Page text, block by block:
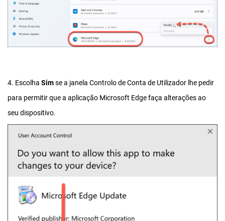
4. Escolha Simse a janela Controlo de Conta de Utilizador lhe pedir
para permitir que a aplicação Microsoft Edge faça alterações ao
seu dispositivo.